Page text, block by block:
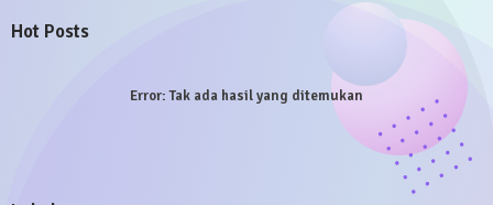
Hot Posts
Error:Tak ada hasil yang ditemukan